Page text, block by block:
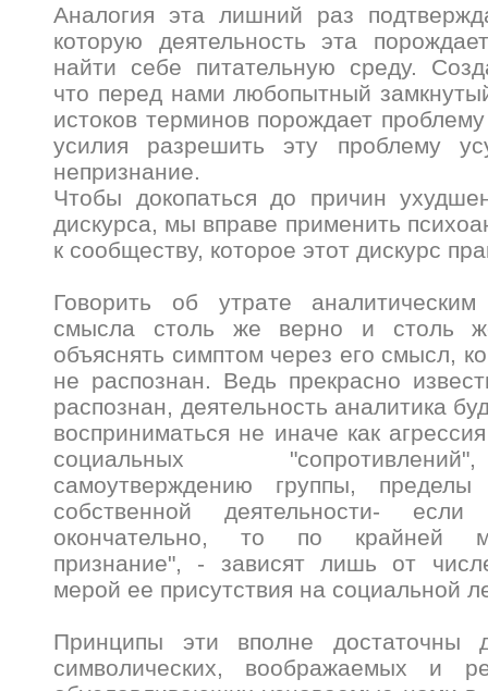
Аналогия эта лишний раз
которую деятельность эта
найти себе питательную среду.
что перед нами любопытный
истоков терминов порождает
усилия разрешить эту проблему
непризнание.
Чтобы докопаться до причин
дискурса, мы вправе применить
к сообществу, которое этот дискурс
Говорить об утрате
смысла столь же верно и столь
объяснять симптом через его смысл,
не распознан. Ведь прекрасно
распознан, деятельность аналитика
восприниматься не иначе как
социальных
самоутверждению группы,
собственной деятельности-
окончательно, то по крайней
признание", - зависят лишь от
мерой ее присутствия на социальной
Принципы эти вполне достаточны
символических, воображаемых и